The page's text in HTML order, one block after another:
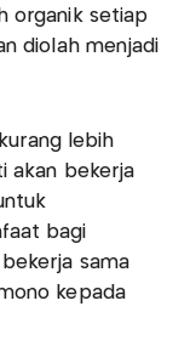
organik setiap
diolah menjadi
lebih
akan bekerja
bagi
sama
kepada